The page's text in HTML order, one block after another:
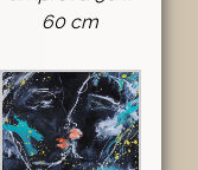
60 cm